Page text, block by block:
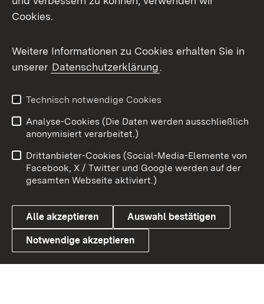
X / Twitter
Youtube
Link zum Landesportal
Impressum
Kontakt
Barrierefreiheit
Datenschutz
Cookies
Cookies.
Weitere Informationen zu Cookies erhalten Sie in
unserer Datenschutzerklärung.
Technisch notwendige Cookies
Analyse-Cookies (Die Daten werden ausschließlich
anonymisiert verarbeitet.)
Drittanbieter-Cookies (Social-Media-Elemente von
Facebook, X / Twitter und Google werden auf der
gesamten Webseite aktiviert.)
Alle akzeptieren Auswahl bestätigen
Notwendige akzeptieren